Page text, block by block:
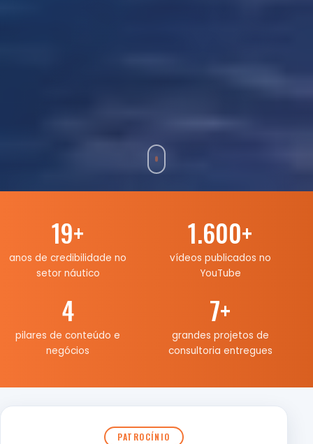
19+
anos de credibilidade no
setor náutico
1.600+
vídeos publicados no
YouTube
4
pilares de conteúdo e
negócios
7+
grandes projetos de
consultoria entregues
PATROCÍNIO